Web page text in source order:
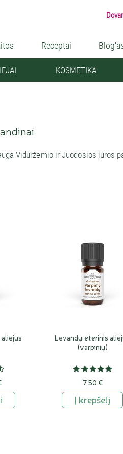
Receptai
KOSMETIKA
Viduržemio ir Juodosios jūros
vertingiausiomis vienbalsiai
nuo šimtų ligų.
levanda. Tai pati
levandų ea yra itin retas. Mes
laukinių levandų eterinių aliejų
tikroji levanda, iš sėklų arba
žiedeliais, šakota levanda,
, hibridinė levanda,levandinas
tikrosioms su varpinėmis
sukryžminus tas dvi
o ypač nepatyrusios
lygios it liniuote nubrėžtos vagos
Levandų eterinis
(varpinių)
7,50 €
Į krepšelį